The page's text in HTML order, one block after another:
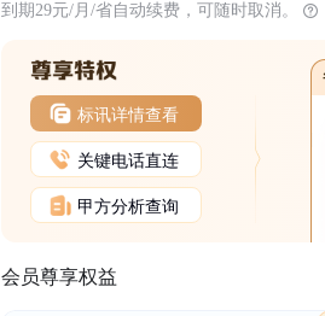
到期29元/月/省自动续费，可随时取消。
标讯详情查看
关键电话直连
甲方分析查询
会员尊享权益